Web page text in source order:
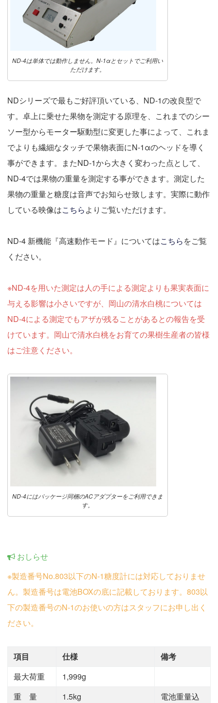
ND-4は単体では動作しません。N-1αとセットでご利用い
ただけます。
NDシリーズで最もご好評頂いている、ND-1の改良型で
す。卓上に乗せた果物を測定する原理を、これまでのシー
ソー型からモーター駆動型に変更した事によって、これま
でよりも繊細なタッチで果物表面にN-1αのヘッドを導く
事ができます。またND-1から大きく変わった点として、
ND-4では果物の重量を測定する事ができます。測定した
果物の重量と糖度は音声でお知らせ致します。実際に動作
している映像はこちらよりご覧いただけます。
ND-4 新機能『高速動作モード』についてはこちらをご覧
ください。
※ND-4を用いた測定は人の手による測定よりも果実表面に
与える影響は小さいですが、岡山の清水白桃については
ND-4による測定でもアザが残ることがあるとの報告を受
けています。岡山で清水白桃をお育ての果樹生産者の皆様
はご注意ください。
ND-4にはパッケージ同梱のACアダプターをご利用できま
す。
おしらせ
※製造番号No.803以下のN-1糖度計には対応しておりませ
ん。製造番号は電池BOXの底に記載しております。803以
下の製造番号のN-1のお使いの方はスタッフにお申し出く
ださい。
項目 仕様
備考
最大荷重
1,999g
重 量
1.5kg
電池重量込